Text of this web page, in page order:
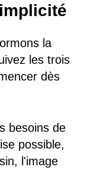
la
les trois
dès
besoins de
possible,
l'image